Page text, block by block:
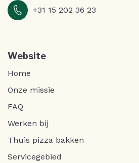
+31 15 202 36 23
Website
Home
Onze missie
FAQ
Werken bij
Thuis pizza bakken
Servicegebied